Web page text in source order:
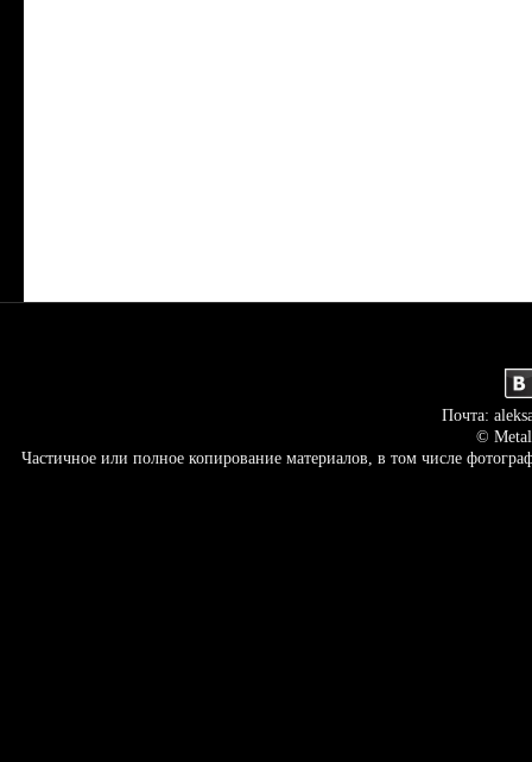
Почта:
©
Частичное или полное копирование материалов, в том числе